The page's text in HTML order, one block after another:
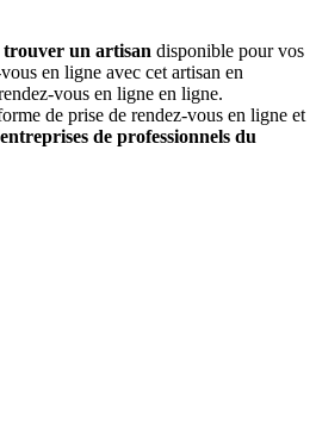
trouver un artisan disponible pour vos
en ligne avec cet artisan en
vous en ligne en ligne.
de prise de rendez-vous en ligne et
de professionnels du